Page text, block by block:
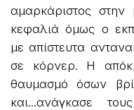
αμαρκάριστος στην
κεφαλιά όμως ο
με απίστευτα
σε κόρνερ. Η
θαυμασμό όσων
και...ανάγκασε